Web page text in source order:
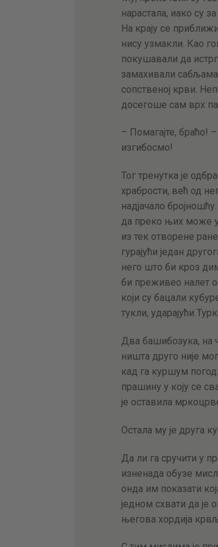
нарастала, иако су
На крају се
нису узмакли. Као
покушавали да
замахивали
сопственој крви.
досегоше сам врх
– Помагајте, браћо!
изгибосмо!
Тог тренутка је
храбрости, већ од
надјачало
да преко њих може
из тек отворене
гурајући један
него што би кроз
би преживео налет
који су бацали
тукли, ударајући
Два башибозука, на
ништа друго није
кад га куршум
прашину у коју се
је оставила
Остала му је друга
Да ли га сручити у
изненада обузе
онда им показати
једном схвати да је
његова хордија